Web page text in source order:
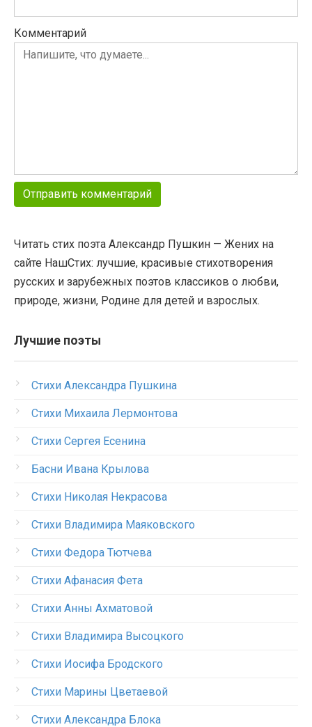
Комментарий
Читать стих поэта Александр Пушкин — Жених на
сайте НашСтих: лучшие, красивые стихотворения
русских и зарубежных поэтов классиков о любви,
природе, жизни, Родине для детей и взрослых.
Лучшие поэты
Стихи Александра Пушкина
Стихи Михаила Лермонтова
Стихи Сергея Есенина
Басни Ивана Крылова
Стихи Николая Некрасова
Стихи Владимира Маяковского
Стихи Федора Тютчева
Стихи Афанасия Фета
Стихи Анны Ахматовой
Стихи Владимира Высоцкого
Стихи Иосифа Бродского
Стихи Марины Цветаевой
Стихи Александра Блока